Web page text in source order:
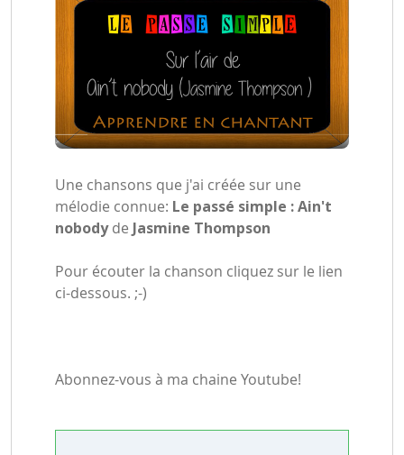
Une chansons que j'ai créée sur une
mélodie connue: Le passé simple : Ain't
nobodyde Jasmine Thompson
Pour écouter la chanson cliquez sur le lien
ci-dessous. ;-)
Abonnez-vous à ma chaine Youtube!